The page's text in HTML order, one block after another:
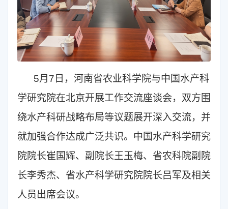
5月7日，河南省农业科学院与中国水产科
学研究院在北京开展工作交流座谈会，双方围
绕水产科研战略布局等议题展开深入交流，并
就加强合作达成广泛共识。中国水产科学研究
院院长崔国辉、副院长王玉梅、省农科院副院
长李秀杰、省水产科学研究院院长吕军及相关
人员出席会议。